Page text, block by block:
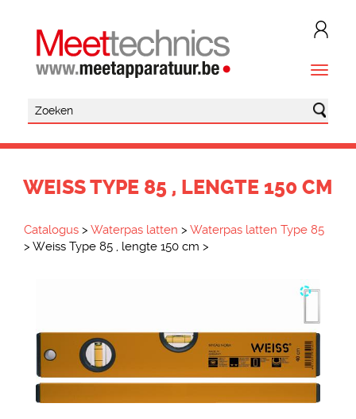
WEISS TYPE 85 , LENGTE 150 CM
Catalogus > Waterpas latten > Waterpas latten Type 85
> Weiss Type 85 , lengte 150 cm >